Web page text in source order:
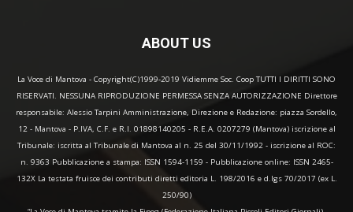
ABOUT US
La Voce di Mantova - Copyright(C)1999-2019 Vidiemme Soc. Coop TUTTI I DIRITTI SONO
RISERVATI. NESSUNA RIPRODUZIONE PERMESSA SENZA AUTORIZZAZIONE Direttore
responsabile: Alessio Tarpini Amministrazione, Direzione e Redazione: piazza Sordello,
12 - Mantova - P.IVA, C.F. e R.I. 01898140205 - R.E.A. 0207279 (Mantova) iscrizione al
Tribunale: iscritta al Tribunale di Mantova al n. 25 del 30/11/1992 - iscrizione al ROC:
n. 9363 Pubblicazione a stampa: ISSN 1594-1159 - Pubblicazione online: ISSN 2465-
132X La testata fruisce dei contributi diretti editoria L. 198/2016 e d.lgs 70/2017 (ex L.
250/90)